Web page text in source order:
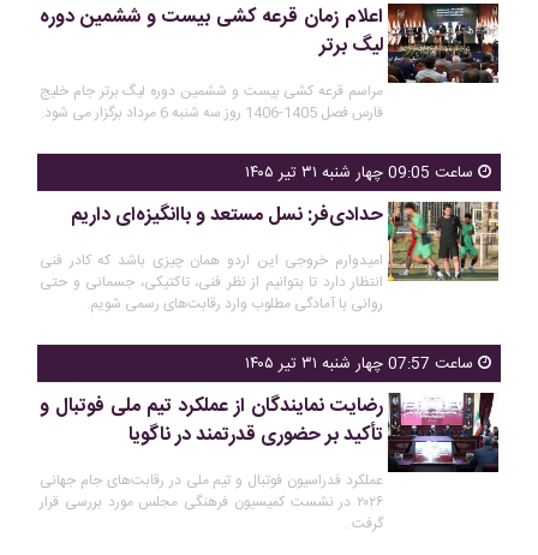
اعلام زمان قرعه کشی بیست و ششمین دوره
لیگ برتر
مراسم قرعه کشی بیست و ششمین دوره لیگ برتر جام خلیج
فارس فصل 1405-1406 روز سه شنبه 6 مرداد برگزار می شود.
ساعت 09:05 چهار شنبه ۳۱ تیر ۱۴۰۵
حدادی‌فر: نسل مستعد و باانگیزه‌ای داریم
امیدوارم خروجی این اردو همان چیزی باشد که کادر فنی
انتظار دارد تا بتوانیم از نظر فنی، تاکتیکی، جسمانی و حتی
روانی با آمادگی مطلوب وارد رقابت‌های رسمی شویم.
ساعت 07:57 چهار شنبه ۳۱ تیر ۱۴۰۵
رضایت نمایندگان از عملکرد تیم ملی فوتبال و
تأکید بر حضوری قدرتمند در ناگویا
عملکرد فدراسیون فوتبال و تیم ملی در رقابت‌های جام جهانی
۲۰۲۶ در نشست کمیسیون فرهنگی مجلس مورد بررسی قرار
گرفت .